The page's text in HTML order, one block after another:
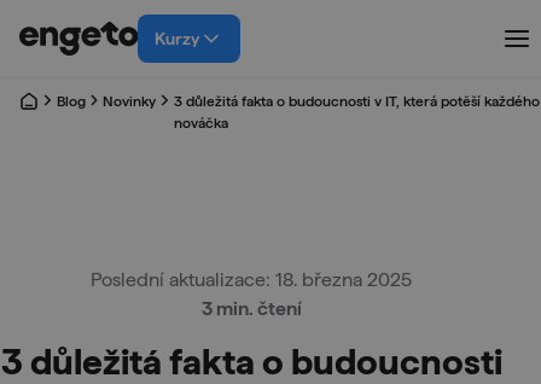
Kurzy
Blog Novinky
3 důležitá fakta o budoucnosti v IT, která potěší každého
nováčka
Poslední aktualizace: 18. března 2025
3 min. čtení
3 důležitá fakta o budoucnosti